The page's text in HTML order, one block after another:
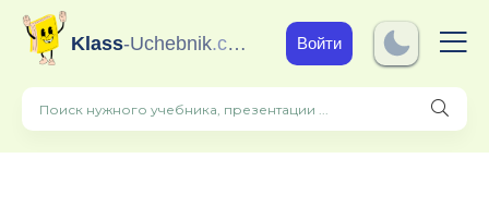
Klass-Uchebnik.com Войти